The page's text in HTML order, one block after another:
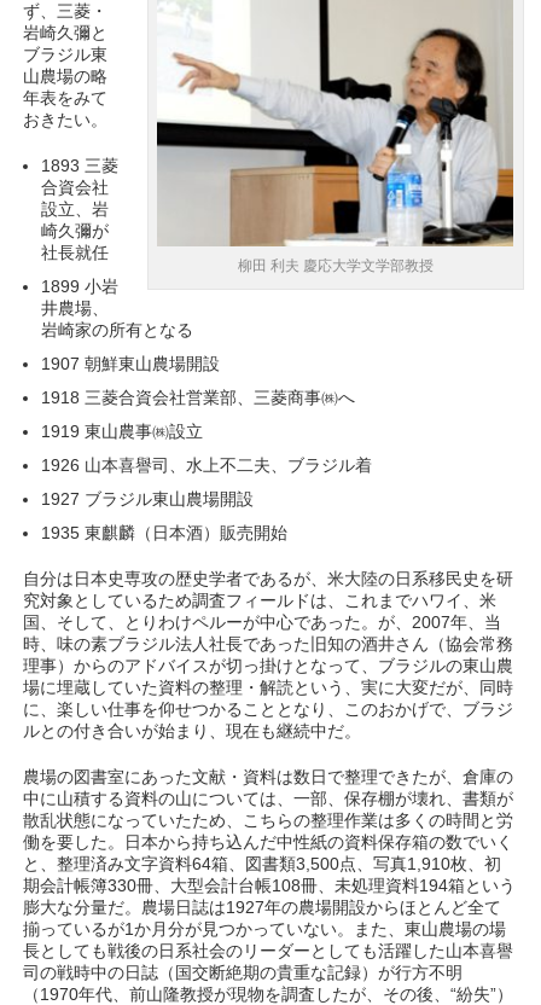
柳田 利夫 慶応大学文学部教授
ず、三菱・
岩崎久彌と
ブラジル東
山農場の略
年表をみて
おきたい。
1893 三菱
合資会社
設立、岩
崎久彌が
社長就任
1899 小岩
井農場、
岩崎家の所有となる
1907 朝鮮東山農場開設
1918 三菱合資会社営業部、三菱商事㈱へ
1919 東山農事㈱設立
1926 山本喜譽司、水上不二夫、ブラジル着
1927 ブラジル東山農場開設
1935 東麒麟（日本酒）販売開始
自分は日本史専攻の歴史学者であるが、米大陸の日系移民史を研
究対象としているため調査フィールドは、これまでハワイ、米
国、そして、とりわけペルーが中心であった。が、2007年、当
時、味の素ブラジル法人社長であった旧知の酒井さん（協会常務
理事）からのアドバイスが切っ掛けとなって、ブラジルの東山農
場に埋蔵していた資料の整理・解読という、実に大変だが、同時
に、楽しい仕事を仰せつかることとなり、このおかげで、ブラジ
ルとの付き合いが始まり、現在も継続中だ。
農場の図書室にあった文献・資料は数日で整理できたが、倉庫の
中に山積する資料の山については、一部、保存棚が壊れ、書類が
散乱状態になっていたため、こちらの整理作業は多くの時間と労
働を要した。日本から持ち込んだ中性紙の資料保存箱の数でいく
と、整理済み文字資料64箱、図書類3,500点、写真1,910枚、初
期会計帳簿330冊、大型会計台帳108冊、未処理資料194箱という
膨大な分量だ。農場日誌は1927年の農場開設からほとんど全て
揃っているが1か月分が見つかっていない。また、東山農場の場
長としても戦後の日系社会のリーダーとしても活躍した山本喜譽
司の戦時中の日誌（国交断絶期の貴重な記録）が行方不明
（1970年代、前山隆教授が現物を調査したが、その後、“紛失”）